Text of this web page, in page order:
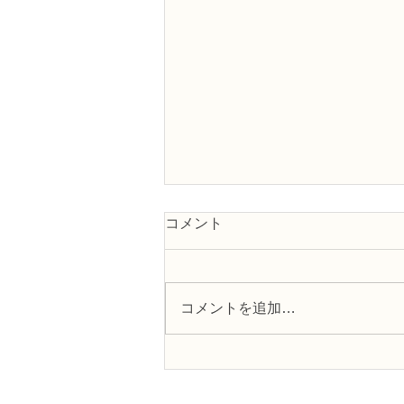
コメント
コメントを追加…